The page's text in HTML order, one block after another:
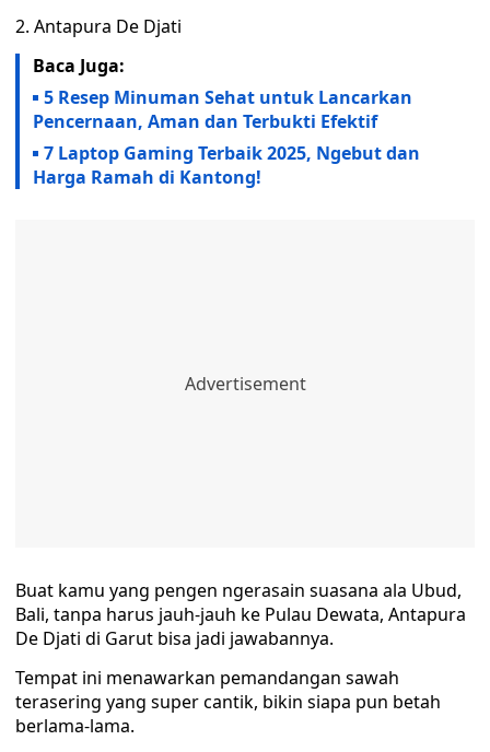
2. Antapura De Djati
Baca Juga:
5 Resep Minuman Sehat untuk Lancarkan
Pencernaan, Aman dan Terbukti Efektif
7 Laptop Gaming Terbaik 2025, Ngebut dan
Harga Ramah di Kantong!
Buat kamu yang pengen ngerasain suasana ala Ubud,
Bali, tanpa harus jauh-jauh ke Pulau Dewata, Antapura
De Djati di Garut bisa jadi jawabannya.
Tempat ini menawarkan pemandangan sawah
terasering yang super cantik, bikin siapa pun betah
berlama-lama.